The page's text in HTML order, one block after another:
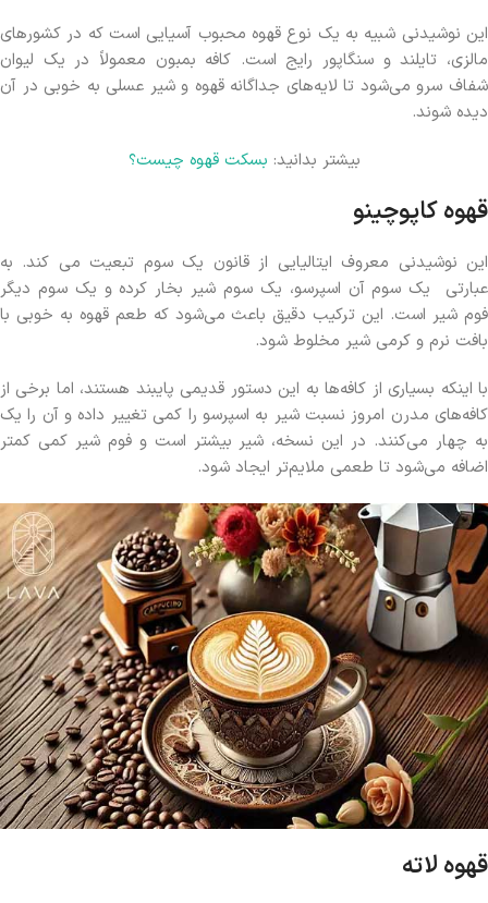
این نوشیدنی شبیه به یک نوع قهوه محبوب آسیایی است که در کشورهای
مالزی، تایلند و سنگاپور رایج است. کافه بمبون معمولاً در یک لیوان
شفاف سرو می‌شود تا لایه‌های جداگانه قهوه و شیر عسلی به خوبی در آن
دیده شوند.
بیشتر بدانید: بسکت قهوه چیست؟
قهوه کاپوچینو
این نوشیدنی معروف ایتالیایی از قانون یک سوم تبعیت می کند. به
عبارتی یک سوم آن اسپرسو، یک سوم شیر بخار کرده و یک سوم دیگر
فوم شیر است. این ترکیب دقیق باعث می‌شود که طعم قهوه به خوبی با
بافت نرم و کرمی شیر مخلوط شود.
با اینکه بسیاری از کافه‌ها به این دستور قدیمی پایبند هستند، اما برخی از
کافه‌های مدرن امروز نسبت شیر به اسپرسو را کمی تغییر داده و آن را یک
به چهار می‌کنند. در این نسخه، شیر بیشتر است و فوم شیر کمی کمتر
اضافه می‌شود تا طعمی ملایم‌تر ایجاد شود.
قهوه لاته